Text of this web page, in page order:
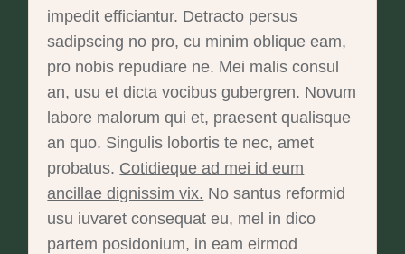
impedit efficiantur. Detracto persus
sadipscing no pro, cu minim oblique eam,
pro nobis repudiare ne. Mei malis consul
an, usu et dicta vocibus gubergren. Novum
labore malorum qui et, praesent qualisque
an quo. Singulis lobortis te nec, amet
probatus. Cotidieque ad mei id eum
ancillae dignissim vix. No santus reformid
usu iuvaret consequat eu, mel in dico
partem posidonium, in eam eirmod